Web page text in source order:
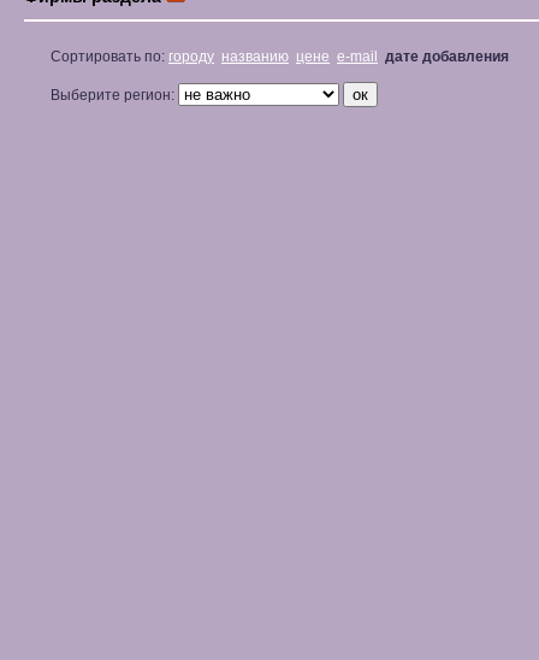
Сортировать по: городу названию цене e-mail дате добавления
Выберите регион: